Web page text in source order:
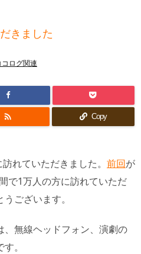
きました
ログ関連
 Copy
れていただきました。 前回が
で1万人の方に訪れていただ
ございます。
無線ヘッドフォン、演劇の
。